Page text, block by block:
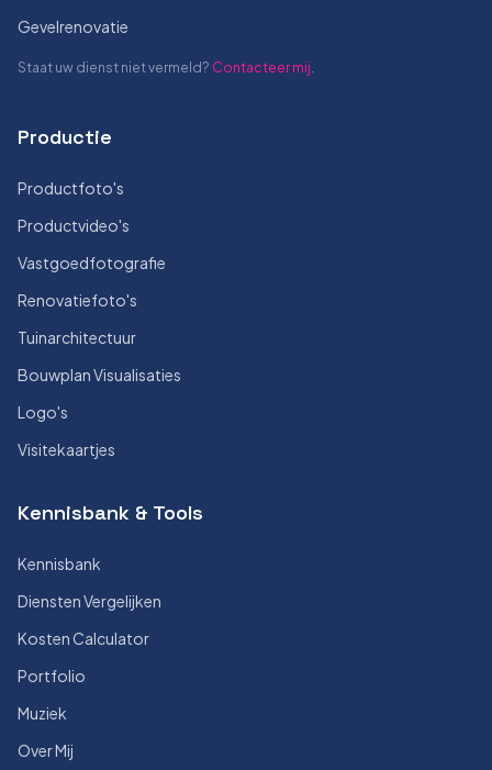
Gevelrenovatie
Staat uw dienst niet vermeld? Contacteer mij.
Productie
Productfoto's
Productvideo's
Vastgoedfotografie
Renovatiefoto's
Tuinarchitectuur
Bouwplan Visualisaties
Logo's
Visitekaartjes
Kennisbank & Tools
Kennisbank
Diensten Vergelijken
Kosten Calculator
Portfolio
Muziek
Over Mij